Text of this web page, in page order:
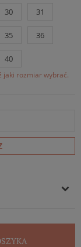
30 31
35 36
40
jaki rozmiar wybrać.